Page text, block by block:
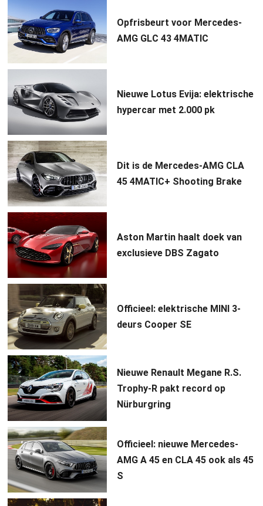
Opfrisbeurt voor Mercedes-
AMG GLC 43 4MATIC
Nieuwe Lotus Evija: elektrische
hypercar met 2.000 pk
Dit is de Mercedes-AMG CLA
45 4MATIC+ Shooting Brake
Aston Martin haalt doek van
exclusieve DBS Zagato
Officieel: elektrische MINI 3-
deurs Cooper SE
Nieuwe Renault Megane R.S.
Trophy-R pakt record op
Nürburgring
Officieel: nieuwe Mercedes-
AMG A 45 en CLA 45 ook als 45
S